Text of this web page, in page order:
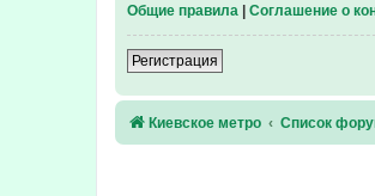
Общие правила Соглашение о
Регистрация
Киевское метро Список